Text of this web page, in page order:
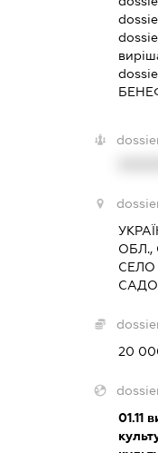
ОБЛ.,
СЕЛО
20
01.11